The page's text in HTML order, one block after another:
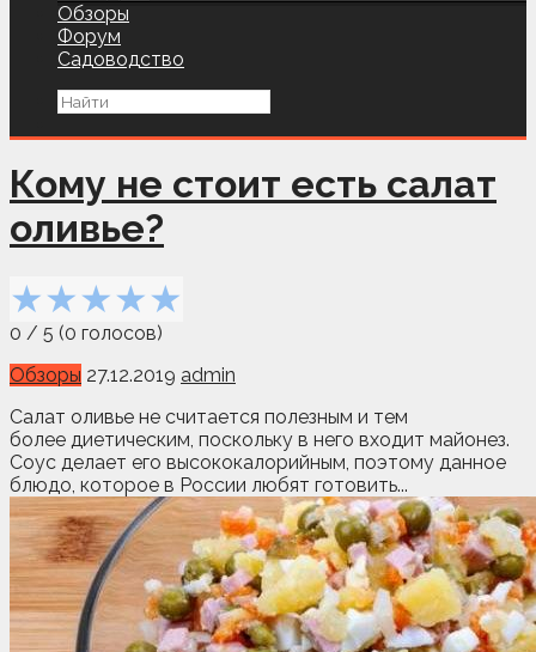
Обзоры
Форум
Садоводство
Кому не стоит есть салат
оливье?
★★★★★
0 / 5 (0 голосов)
Обзоры 27.12.2019 admin
Салат оливье не считается полезным и тем
более диетическим, поскольку в него входит майонез.
Соус делает его высококалорийным, поэтому данное
блюдо, которое в России любят готовить...